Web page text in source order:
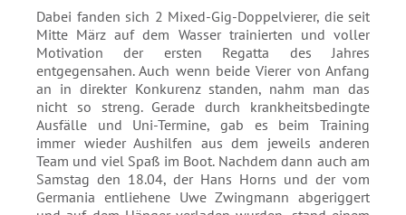
Dabei fanden sich 2 Mixed-Gig-Doppelvierer, die seit
Mitte März auf dem Wasser trainierten und voller
Motivation der ersten Regatta des Jahres
entgegensahen. Auch wenn beide Vierer von Anfang
an in direkter Konkurenz standen, nahm man das
nicht so streng. Gerade durch krankheitsbedingte
Ausfälle und Uni-Termine, gab es beim Training
immer wieder Aushilfen aus dem jeweils anderen
Team und viel Spaß im Boot. Nachdem dann auch am
Samstag den 18.04, der Hans Horns und der vom
Germania entliehene Uwe Zwingmann abgeriggert